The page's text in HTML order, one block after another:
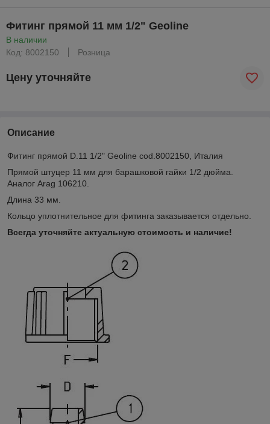
Фитинг прямой 11 мм 1/2" Geoline
В наличии
Код: 8002150
Розница
Цену уточняйте
Описание
Фитинг прямой D.11 1/2" Geoline cod.8002150, Италия
Прямой штуцер 11 мм для барашковой гайки 1/2 дюйма.
Аналог Arag 106210.
Длина 33 мм.
Кольцо уплотнительное для фитинга заказывается отдельно.
Всегда уточняйте актуальную стоимость и наличие!